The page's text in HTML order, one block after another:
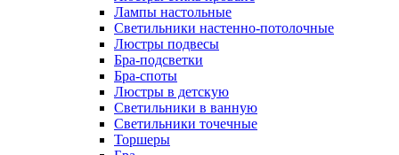
Лампы настольные
Светильники настенно-потолочные
Люстры подвесы
Бра-подсветки
Бра-споты
Люстры в детскую
Светильники в ванную
Светильники точечные
Торшеры